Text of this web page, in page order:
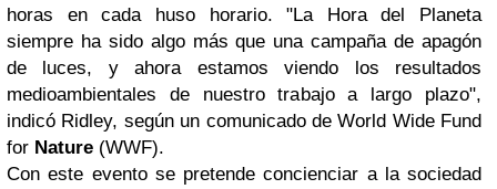
horas en cada huso horario. "La Hora del Planeta
siempre ha sido algo más que una campaña de apagón
de luces, y ahora estamos viendo los resultados
medioambientales de nuestro trabajo a largo plazo",
indicó Ridley, según un comunicado de World Wide Fund
for Nature (WWF).
Con este evento se pretende concienciar a la sociedad